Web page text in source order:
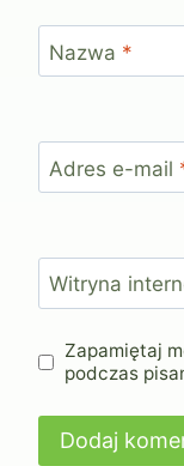
Nazwa *
Adres e-mail
Witryna
Zapamiętaj
podczas